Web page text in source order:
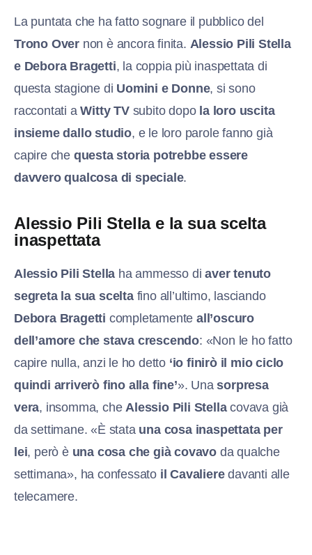
La puntata che ha fatto sognare il pubblico del
Trono Over non è ancora finita. Alessio Pili Stella
e Debora Bragetti, la coppia più inaspettata di
questa stagione di Uomini e Donne, si sono
raccontati aWitty TVsubito dopo la loro uscita
insieme dallo studio, e le loro parole fanno già
capire che questa storia potrebbe essere
davvero qualcosa di speciale.
Alessio Pili Stella e la sua scelta
inaspettata
Alessio Pili Stella ha ammesso diaver tenuto
segreta la sua sceltafino all’ultimo, lasciando
Debora Bragetti completamenteall’oscuro
dell’amore che stava crescendo: «Non le ho fatto
capire nulla, anzi le ho detto ‘io finirò il mio ciclo
quindi arriverò fino alla fine’». Unasorpresa
vera, insomma, che Alessio Pili Stellacovava già
da settimane. «È stata una cosa inaspettata per
lei, però è una cosa che già covavo da qualche
settimana», ha confessato il Cavalieredavanti alle
telecamere.